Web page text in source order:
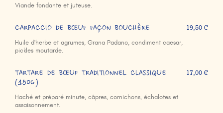
Viande fondante et juteuse.
CARPACCIO DE BŒUF FAÇON BOUCHÈRE
Huile d'herbe et agrumes, Grana Padano, condiment caesar,
pickles moutarde.
19,50 €
TARTARE DE BŒUF TRADITIONNEL CLASSIQUE
(150g)
Haché et préparé minute, câpres, cornichons, échalotes et
assaisonnement.
17,00 €